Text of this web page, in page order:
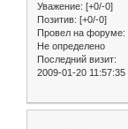
Уважение: [+0/-0]
Позитив: [+0/-0]
Провел на форуме:
Не определено
Последний визит:
2009-01-20 11:57:35